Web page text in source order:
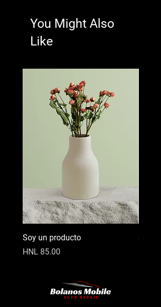
You Might Also
Like
Soy un producto
Price
HNL 85.00
Soy